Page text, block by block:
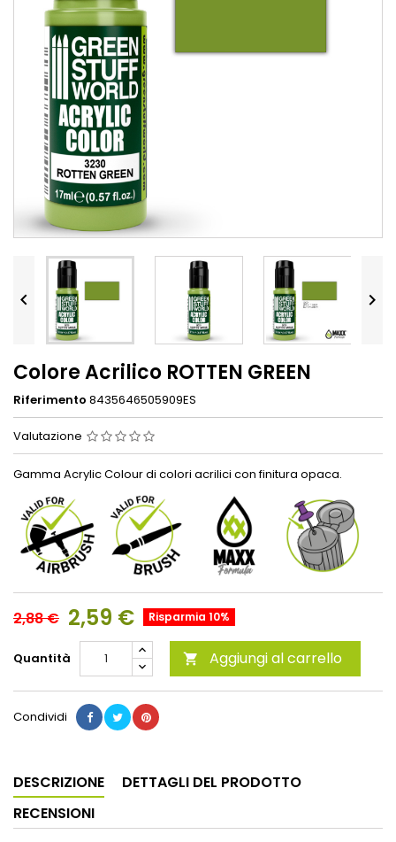
 
Colore Acrilico ROTTEN GREEN
Riferimento 8435646505909ES
Valutazione
Gamma Acrylic Colour di colori acrilici con finitura opaca.
2,88 € 2,59 € Risparmia 10%
Quantità  Aggiungi al carrello
Condividi
DESCRIZIONE
DETTAGLI DEL PRODOTTO
RECENSIONI